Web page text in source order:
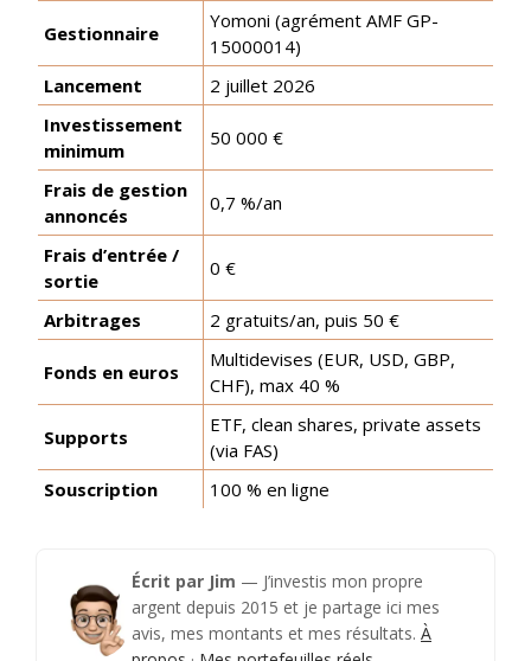
Gestionnaire
Yomoni (agrément AMF GP-
15000014)
Lancement
2 juillet 2026
Investissement
minimum
50 000 €
Frais de gestion
annoncés
0,7 %/an
Frais d’entrée /
sortie
0 €
Arbitrages 2 gratuits/an, puis 50 €
Fonds en euros
Multidevises (EUR, USD, GBP,
CHF), max 40 %
Supports
ETF, clean shares, private assets
(via FAS)
Souscription
100 % en ligne
Écrit par Jim — J’investis mon propre
argent depuis 2015 et je partage ici mes
avis, mes montants et mes résultats. À